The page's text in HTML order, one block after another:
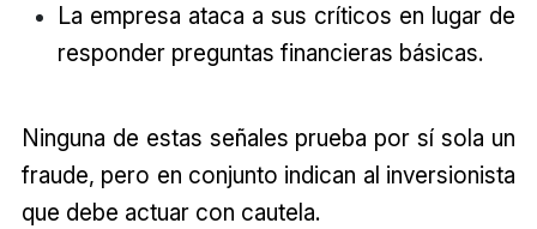
La empresa ataca a sus críticos en lugar de
responder preguntas financieras básicas.
Ninguna de estas señales prueba por sí sola un
fraude, pero en conjunto indican al inversionista
que debe actuar con cautela.